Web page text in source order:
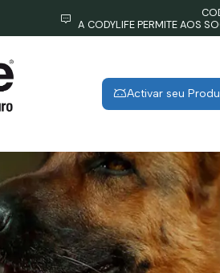
Activar seu
A CODYLIFE PERMITE AOS